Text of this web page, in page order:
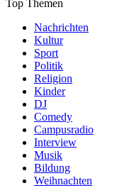
Top Themen
Nachrichten
Kultur
Sport
Politik
Religion
Kinder
DJ
Comedy
Campusradio
Interview
Musik
Bildung
Weihnachten